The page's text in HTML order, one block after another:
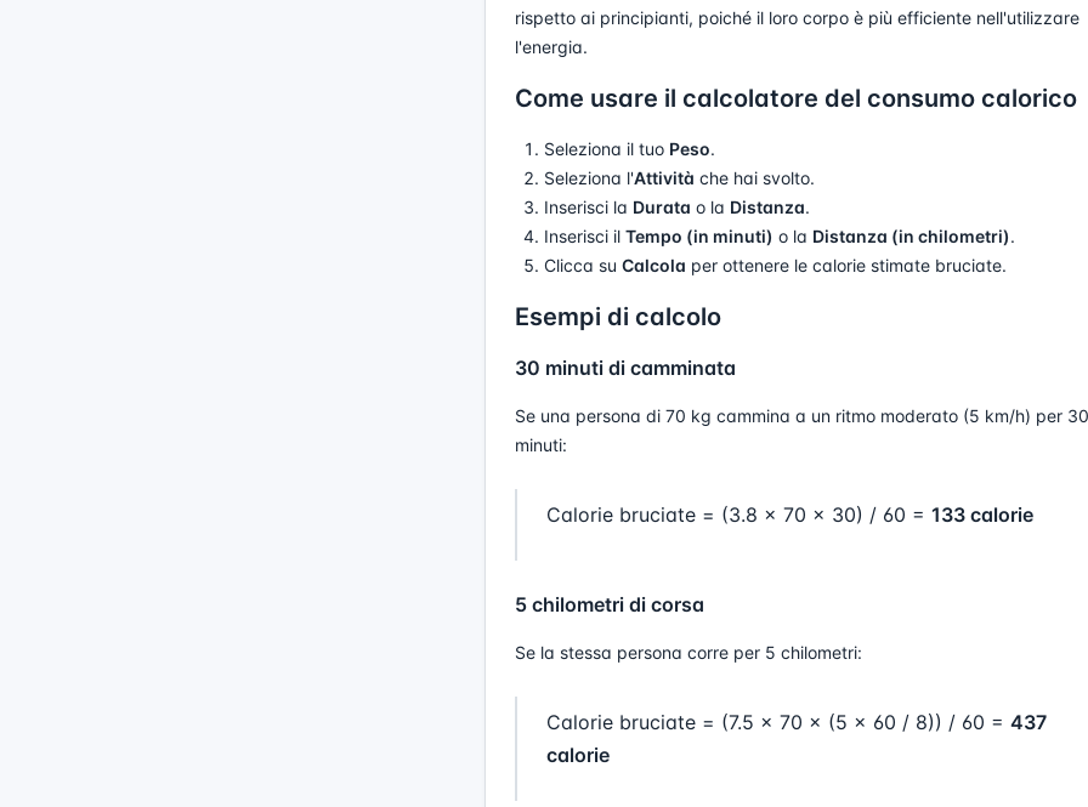
rispetto ai principianti, poiché il loro corpo è più efficiente nell'utilizzare
l'energia.
Come usare il calcolatore del consumo calorico
Seleziona il tuo Peso.
Seleziona l'Attività che hai svolto.
Inserisci la Durata o la Distanza.
Inserisci il Tempo (in minuti) o la Distanza (in chilometri).
Clicca su Calcola per ottenere le calorie stimate bruciate.
Esempi di calcolo
30 minuti di camminata
Se una persona di 70 kg cammina a un ritmo moderato (5 km/h) per 30
minuti:
Calorie bruciate = (3.8 × 70 × 30) / 60 = 133 calorie
5 chilometri di corsa
Se la stessa persona corre per 5 chilometri:
Calorie bruciate = (7.5 × 70 × (5 × 60 / 8)) / 60 = 437
calorie